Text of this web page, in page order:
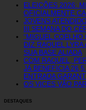
ELEIÇÕES 2026:
OFICIALMENTE
JOVENS
III SEMANA DO
“MIGUEL COELHO
DIZ RAQUEL
SUA BASE ALIADA
COM RAQUEL,
JÁ BENEFICIA
ENTRADA
OS VICES VÃO
DESTAQUES